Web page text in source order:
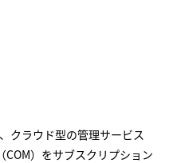
クラウド型の管理サービス
）をサブスクリプション